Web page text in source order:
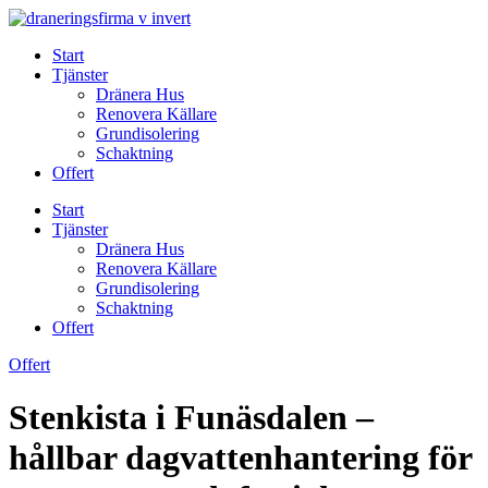
Skip
contentStart
Tjänster
Dränera Hus
Renovera Källare
Grundisolering
Schaktning
Offert
Start
Tjänster
Dränera Hus
Renovera Källare
Grundisolering
Schaktning
Offert
Offert
Stenkista i Funäsdalen –
hållbar dagvattenhantering för